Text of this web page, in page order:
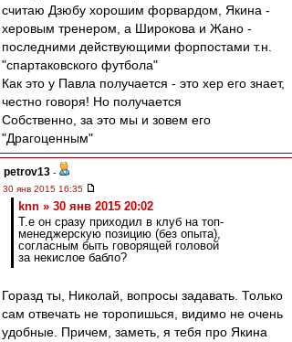
считаю Дзюбу хорошим форвардом, Якина -
херовым тренером, а Широкова и Жано -
последними действующими форпостами т.н.
"спартаковского футбола"
Как это у Павла получается - это хер его знает,
честно говоря! Но получается
Собственно, за это мы и зовем его
"Драгоценным"
petrov13 -
30 янв 2015 16:35
knn » 30 янв 2015 20:02
Т.е он сразу приходил в клуб на топ-
менеджерскую позицию (без опыта),
согласным быть говорящей головой
за некислое бабло?
Горазд ты, Николай, вопросы задавать. Только
сам отвечать не торопишься, видимо не очень
удобные. Причем, заметь, я тебя про Якина